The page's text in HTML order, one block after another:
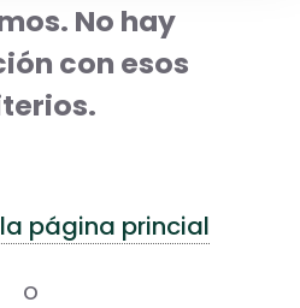
No hay
con esos
página princial
o